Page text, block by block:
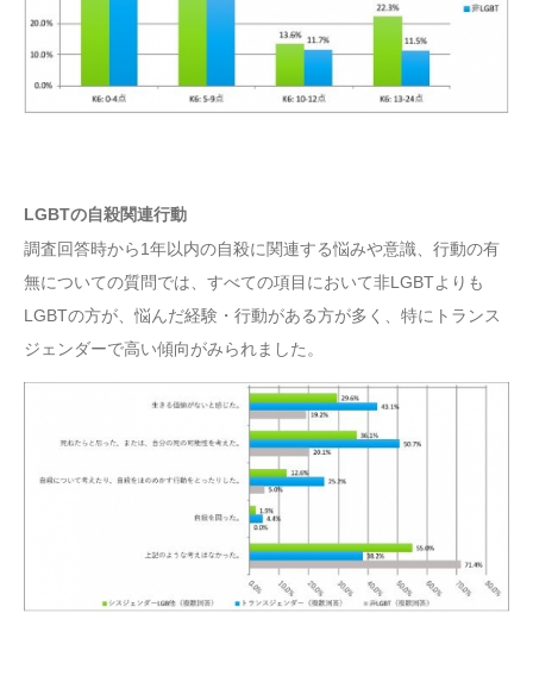
LGBTの自殺関連行動
調査回答時から1年以内の自殺に関連する悩みや意識、行動の有
無についての質問では、すべての項目において非LGBTよりも
LGBTの方が、悩んだ経験・行動がある方が多く、特にトランス
ジェンダーで高い傾向がみられました。